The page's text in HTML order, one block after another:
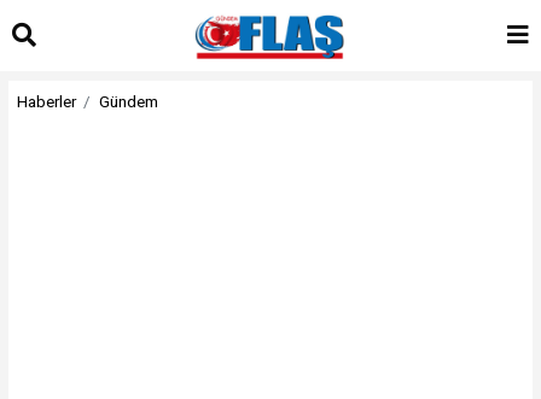
Haberler Gündem